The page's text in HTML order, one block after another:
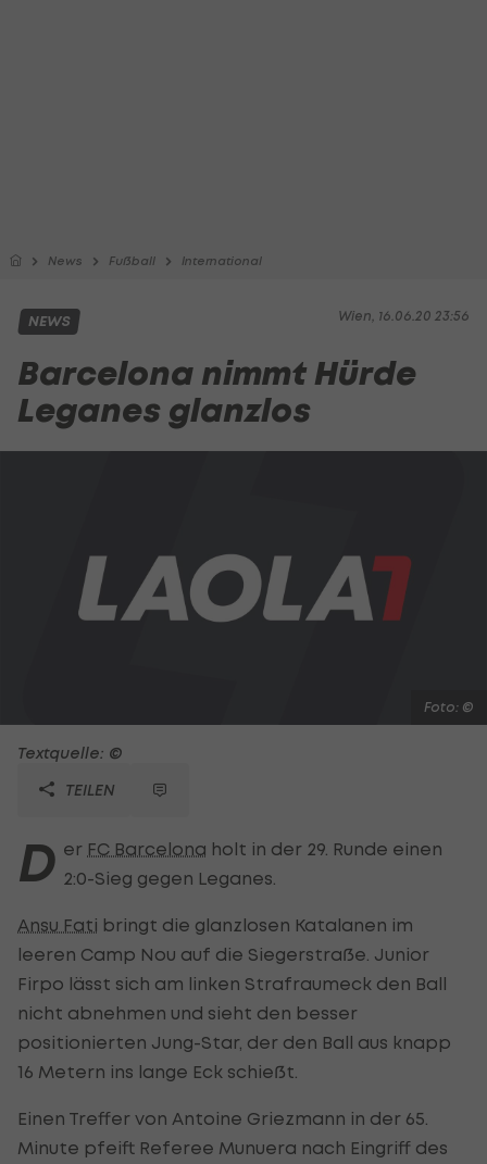
News Fußball International
Wien, 16.06.20 23:56
NEWS
Barcelona nimmt Hürde
Leganes glanzlos
Foto: ©
Textquelle: ©
TEILEN
D er FC Barcelona holt in der 29. Runde einen
2:0-Sieg gegen Leganes.
Ansu Fati bringt die glanzlosen Katalanen im
leeren Camp Nou auf die Siegerstraße. Junior
Firpo lässt sich am linken Strafraumeck den Ball
nicht abnehmen und sieht den besser
positionierten Jung-Star, der den Ball aus knapp
16 Metern ins lange Eck schießt.
Einen Treffer von Antoine Griezmann in der 65.
Minute pfeift Referee Munuera nach Eingriff des